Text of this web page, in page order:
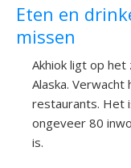
Eten en
missen
Akhiok ligt op het
Alaska.
restaurants. Het
ongeveer 80
is.